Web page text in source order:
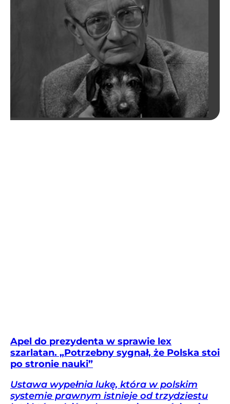
Apel do prezydenta w sprawie lex
szarlatan. „Potrzebny sygnał, że Polska stoi
po stronie nauki”
Ustawa wypełnia lukę, która w polskim
systemie prawnym istnieje od trzydziestu